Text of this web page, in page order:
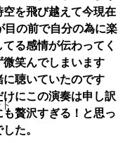
を飛び越えて今現在
の前で自分の為に楽
る感情が伝わってく
微笑んでしまいます
聴いていたのです
にこの演奏は申し訳
贅沢すぎる！と思っ
た。